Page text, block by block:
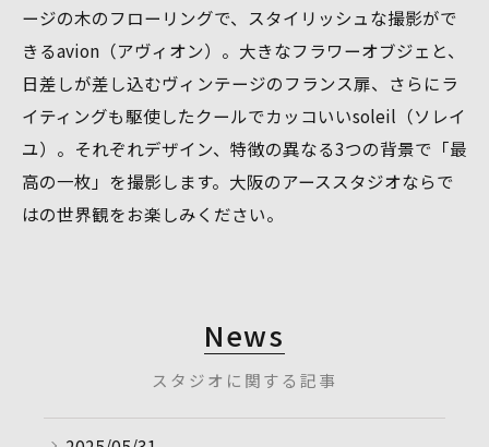
ージの木のフローリングで、スタイリッシュな撮影がで
きるavion（アヴィオン）。大きなフラワーオブジェと、
日差しが差し込むヴィンテージのフランス扉、さらにラ
イティングも駆使したクールでカッコいいsoleil（ソレイ
ユ）。それぞれデザイン、特徴の異なる3つの背景で「最
高の一枚」を撮影します。大阪のアーススタジオならで
はの世界観をお楽しみください。
スタジオに関する記事
News